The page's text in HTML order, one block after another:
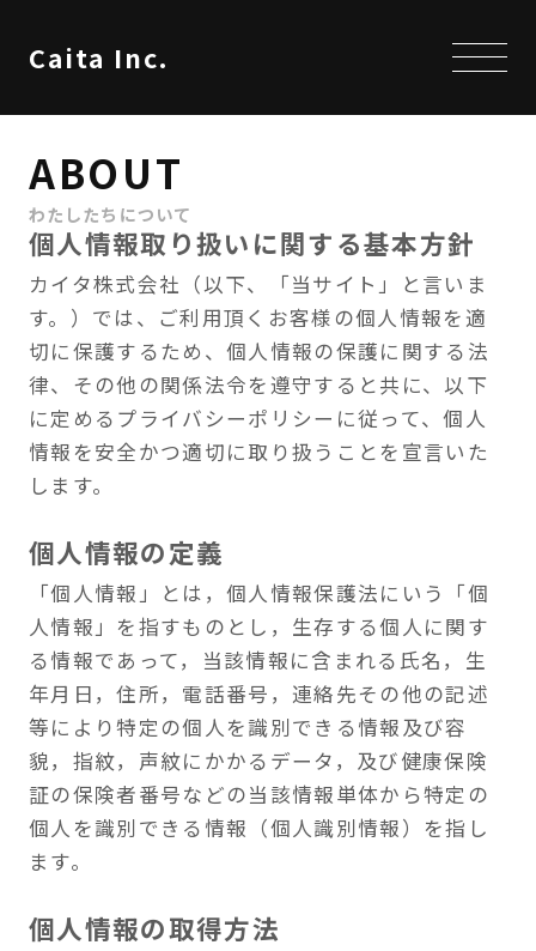
Caita Inc.
わたしたちについて
個人情報取り扱いに関する基本方針
カイタ株式会社（以下、「当サイト」と言いま
切に保護するため、個人情報の保護に関する法
律、その他の関係法令を遵守すると共に、以下
に定めるプライバシーポリシーに従って、個人
情報を安全かつ適切に取り扱うことを宣言いた
します。
個人情報の定義
「個人情報」とは，個人情報保護法にいう「個
る情報であって，当該情報に含まれる氏名，生
年月日，住所，電話番号，連絡先その他の記述
等により特定の個人を識別できる情報及び容
貌，指紋，声紋にかかるデータ，及び健康保険
証の保険者番号などの当該情報単体から特定の
個人を識別できる情報（個人識別情報）を指し
ます。
個人情報の取得方法
当サイトはユーザーが利用登録をする際に氏
名，住所，電話番号，メールアドレスなどの個
人情報をお尋ねすることがあります。
ユーザーの個人情報を含む取引記録や決済に関